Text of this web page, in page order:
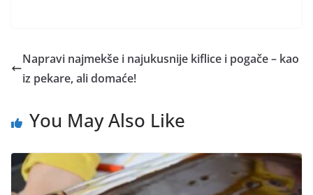
Napravi najmekše i najukusnije kiflice i pogače – kao
iz pekare, ali domaće!
You May Also Like